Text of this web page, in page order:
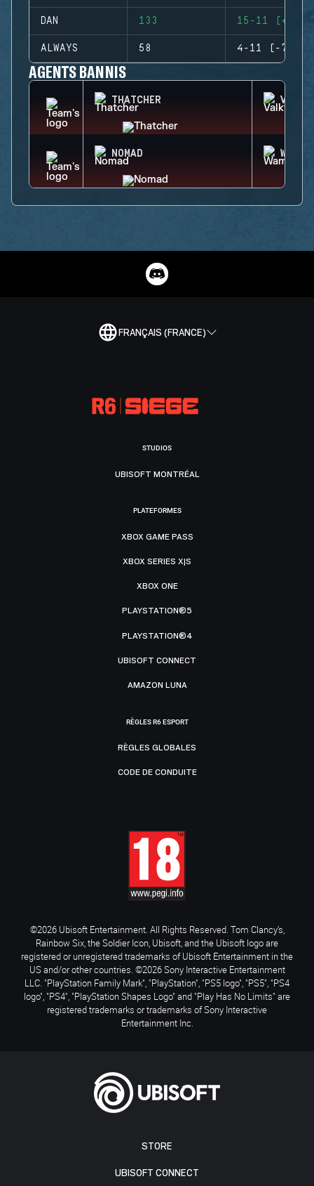
DAN 133 15-11 (+4)
ALWAYS 58 4-11 (-7)
AGENTS BANNIS
THATCHER
NOMAD WAMAI
FRANÇAIS (FRANCE)
STORE
UBISOFT CONNECT
STUDIOS
UBISOFT MONTRÉAL
PLATEFORMES
XBOX GAME PASS
XBOX SERIES X|S
XBOX ONE
PLAYSTATION®5
PLAYSTATION®4
UBISOFT CONNECT
AMAZON LUNA
RÈGLES R6 ESPORT
RÈGLES GLOBALES
CODE DE CONDUITE
©2026 Ubisoft Entertainment. All Rights Reserved. Tom Clancy’s,
Rainbow Six, the Soldier Icon, Ubisoft, and the Ubisoft logo are
registered or unregistered trademarks of Ubisoft Entertainment in the
US and/or other countries. ©2026 Sony Interactive Entertainment
LLC. "PlayStation Family Mark", "PlayStation", "PS5 logo", "PS5", "PS4
logo", "PS4", "PlayStation Shapes Logo" and "Play Has No Limits" are
registered trademarks or trademarks of Sony Interactive
Entertainment Inc.